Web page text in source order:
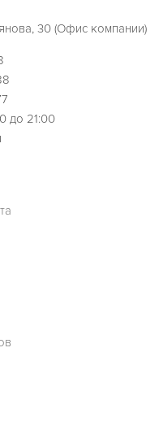
30 (Офис компании)
до 21:00